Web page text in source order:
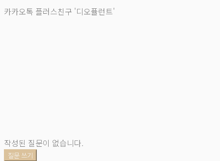
카카오톡 플러스친구 '디오퓰런트'
작성된 질문이 없습니다.
질문 쓰기